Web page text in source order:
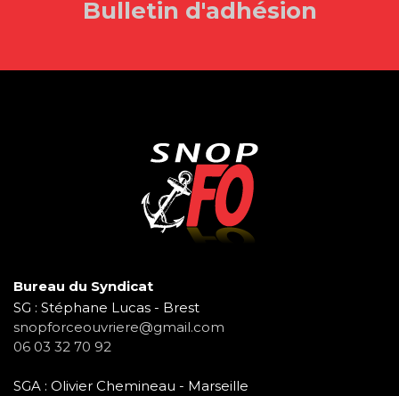
Bulletin d'adhésion
Bureau du Syndicat
SG : Stéphane Lucas - Brest
snopforceouvriere@gmail.com
06 03 32 70 92
SGA : Olivier Chemineau - Marseille